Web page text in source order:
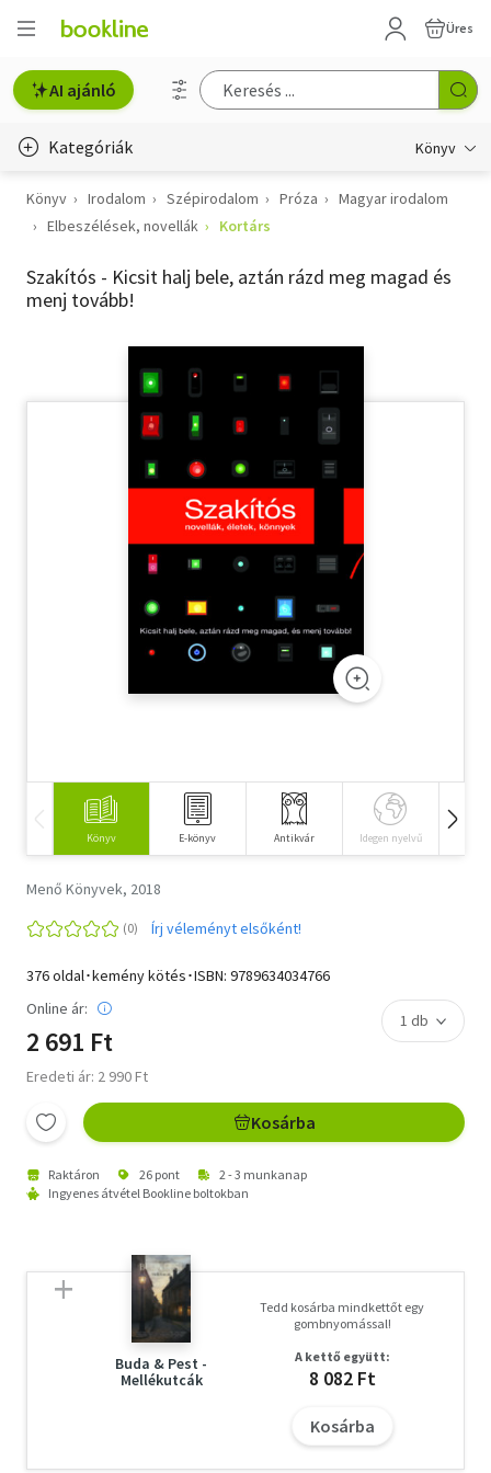
Üres
AI ajánló
Kategóriák Könyv
Életmód, egészség
Gyermek- és ifjúsági
Tankönyv, segédkönyv
Társadalomtudomány
Könyv Irodalom Szépirodalom Próza
Magyar irodalom
Elbeszélések, novellák
Kortárs
Szakítós - Kicsit halj bele, aztán rázd meg magad és
menj tovább!
Könyv E-könyv Antikvár Idegen nyelvű
Menő Könyvek, 2018
Írj véleményt elsőként!
376 oldal･kemény kötés･ISBN: 9789634034766
Online ár:
2 691 Ft
Eredeti ár: 2 990 Ft
Kosárba
Raktáron 26 pont
2 - 3 munkanap
Ingyenes átvétel Bookline boltokban
Buda & Pest -
Mellékutcák
Tedd kosárba mindkettőt egy
gombnyomással!
A kettő együtt:
8 082 Ft
Kosárba